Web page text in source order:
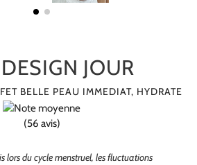
JOUR
BELLE PEAU IMMEDIAT, HYDRATE
(56 avis)
lors du cycle menstruel, les fluctuations